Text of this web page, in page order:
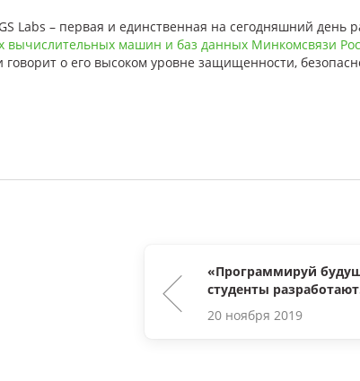
Labs – первая и единственная на сегодняшний день
вычислительных машин и баз данных Минкомсвязи
о его высоком уровне защищенности,
«Программируй
студенты разработают
приложения для
интерактивной
20 ноября 2019